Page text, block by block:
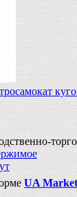
UA Market